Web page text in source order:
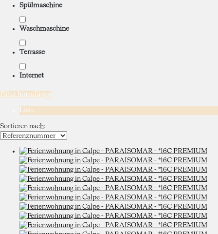
Spülmaschine
Waschmaschine
Terrasse
Internet
Filter hinzufügen
Liste
Sortieren nach: